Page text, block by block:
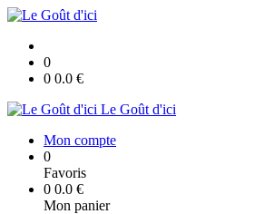
0
0 0.0 €
Le Goût d'ici
Mon compte
0
Favoris
0 0.0 €
Mon panier